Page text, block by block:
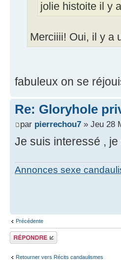
jolie histoite il y
Merciiii! Oui, il y a
fabuleux on se
Re: Gloryhole
par pierrechou7 » Jeu 28
Je suis interessé ,
Annonces sexe
Précédente
Répondre
Retourner vers Récits candaulismes